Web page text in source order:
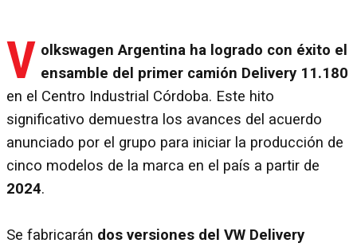
V olkswagen Argentina ha logrado con éxito el
ensamble del primer camión Delivery 11.180
en el Centro Industrial Córdoba. Este hito
significativo demuestra los avances del acuerdo
anunciado por el grupo para iniciar la producción de
cinco modelos de la marca en el país a partir de
2024.
Se fabricarán dos versiones del VW Delivery